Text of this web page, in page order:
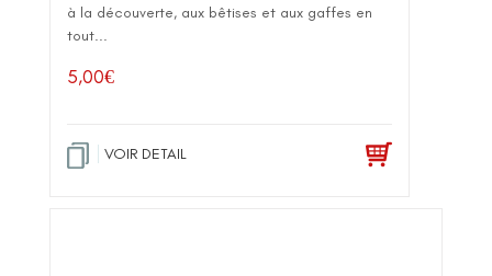
à la découverte, aux bêtises et aux gaffes en
tout...
5,00€
VOIR DETAIL